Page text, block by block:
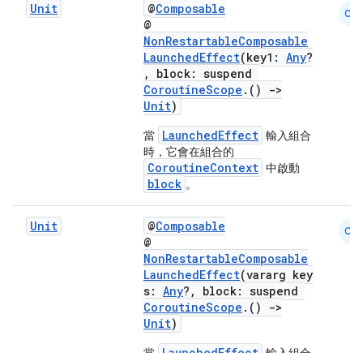
Unit @Composable
@
NonRestartableComposable
LaunchedEffect(key1: Any?
, block: suspend
CoroutineScope .()
->
Unit)
當 LaunchedEffect 輸入組合
時，它會在組合的
CoroutineContext 中啟動
block 。
CM
Unit @Composable
@
NonRestartableComposable
LaunchedEffect(vararg key
s: Any?, block: suspend
CoroutineScope .()
->
Unit)
CM